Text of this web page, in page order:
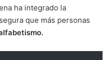
ha integrado la
que más personas